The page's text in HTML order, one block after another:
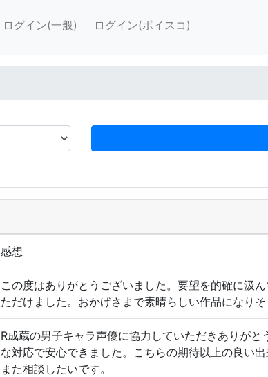
ログイン(一般) ログイン(ボイスコ)
感想
この度はありがとうございました。要望を的確に汲
ただけました。おかげさまで素晴らしい作品になり
R成蔵の男子キャラ声優に協力していただきありが
な対応で安心できました。こちらの期待以上の良い
また相談したいです。